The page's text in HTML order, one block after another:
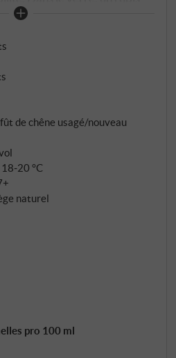
Le nez est élégant et varié :
une délicate note de
la structure tannique
; un fruit clairement défini
vivifiante marquent la
finale révèle des notes
– élégante, puissante et
introduction très réussie à
pour plaire dès sa
temps et à la maturité. Il est
moderne du récit du Barolo
mais avec profondeur et
de chêne usagé/nouveau
°C
naturel
pro 100 ml